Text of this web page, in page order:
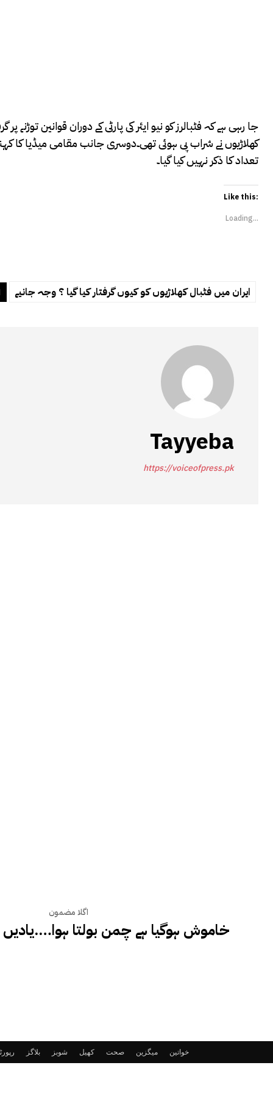
جا رہی ہے کہ فٹبالرز کو نیو ایئر کی پارٹی کے دوران قوانین توڑنے
کھلاڑیوں نے شراب پی ہوئی تھی۔دوسری جانب مقامی میڈیا کا
تعداد کا ذکر نہیں کیا گیا۔
Like this:
Loading...
ایران میں فٹبال کھلاڑیوں کو کیوں گرفتار کیا گیا ؟ وجہ جانیے
Tayyeba
https://voiceofpress.pk
اگلا مضمون
خاموش ہوگیا ہے چمن بولتا
بلاگز شوبز کھیل صحت میگزین خواتین